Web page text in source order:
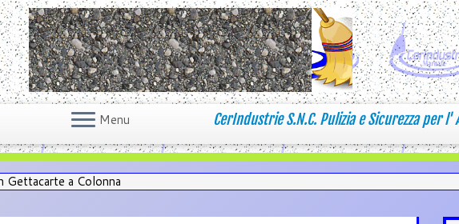
CerIndustrie S.N.C. Pulizia e Sicurezza per l'
Menu
Gettacarte a Colonna